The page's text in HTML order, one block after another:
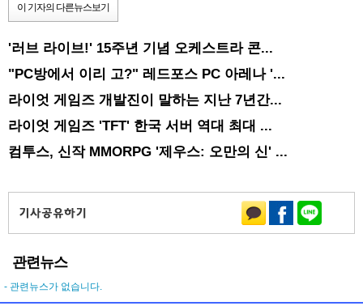
이 기자의 다른뉴스보기
'러브 라이브!' 15주년 기념 오케스트라 콘...
"PC방에서 이리 고?" 레드포스 PC 아레나 '...
라이엇 게임즈 개발진이 말하는 지난 7년간...
라이엇 게임즈 'TFT' 한국 서버 역대 최대 ...
컴투스, 신작 MMORPG '제우스: 오만의 신' ...
관련뉴스
- 관련뉴스가 없습니다.